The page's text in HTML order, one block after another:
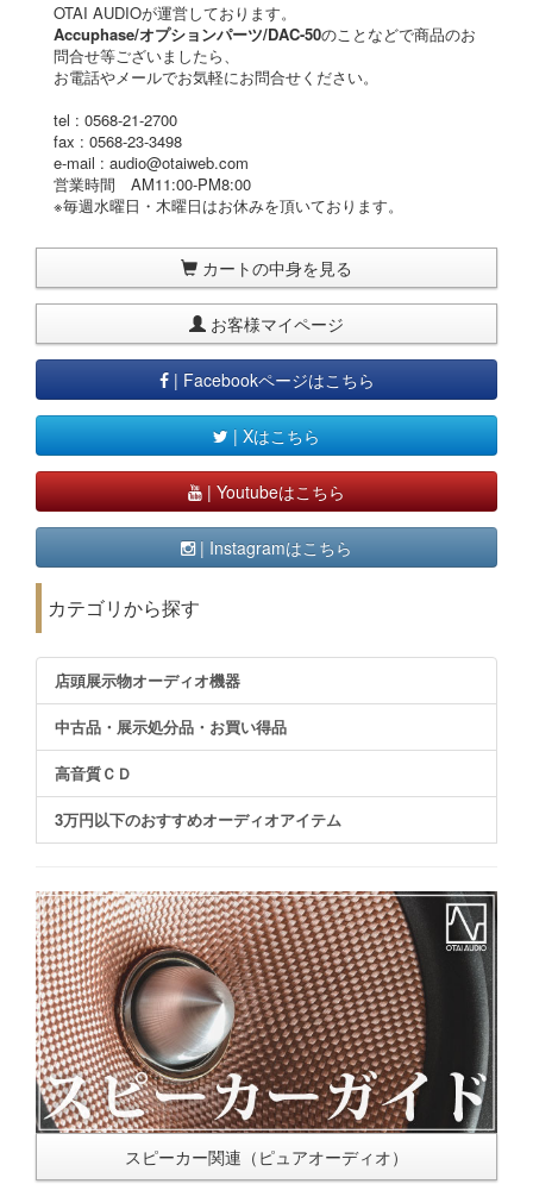
OTAI AUDIOが運営しております。
Accuphase/オプションパーツ/DAC-50のことなどで商品のお
問合せ等ございましたら、
お電話やメールでお気軽にお問合せください。
tel : 0568-21-2700
fax : 0568-23-3498
e-mail : audio@otaiweb.com
営業時間 AM11:00-PM8:00
※毎週水曜日・木曜日はお休みを頂いております。
カートの中身を見る
お客様マイページ
| Facebookページはこちら
| Xはこちら
| Youtubeはこちら
| Instagramはこちら
カテゴリから探す
店頭展示物オーディオ機器
中古品・展示処分品・お買い得品
高音質ＣＤ
3万円以下のおすすめオーディオアイテム
スピーカー関連（ピュアオーディオ）